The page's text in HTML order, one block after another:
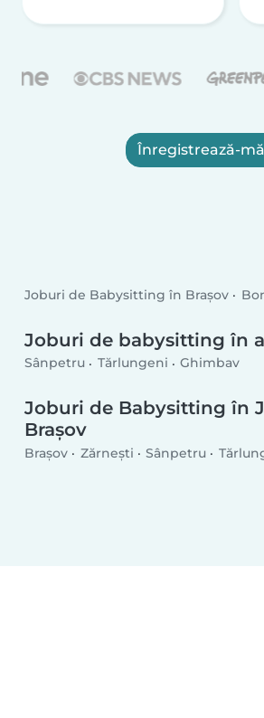
Înregistrează-
Joburi de Babysitting în Brașov
Joburi de babysitting în
Sânpetru Tărlungeni Ghimbav
Joburi de Babysitting în
Brașov
Brașov Zărnești Sânpetru